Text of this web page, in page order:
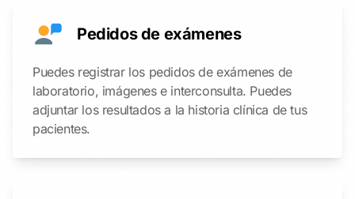
Pedidos de exámenes
Puedes registrar los pedidos de exámenes de
laboratorio, imágenes e interconsulta. Puedes
adjuntar los resultados a la historia clínica de tus
pacientes.